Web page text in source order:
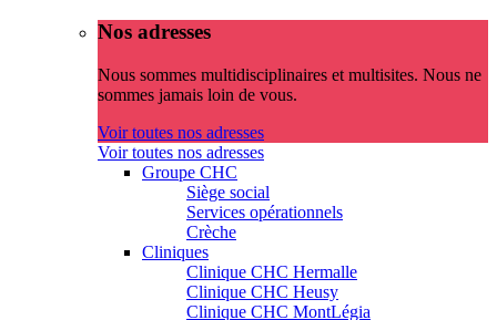
Nos adresses
Nous sommes multidisciplinaires et multisites. Nous ne
sommes jamais loin de vous.
Voir toutes nos adresses
Voir toutes nos adresses
Groupe CHC
Siège social
Services opérationnels
Crèche
Cliniques
Clinique CHC Hermalle
Clinique CHC Heusy
Clinique CHC MontLégia